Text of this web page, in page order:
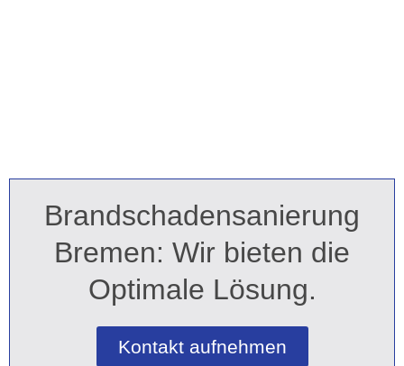
Brandschadensanierung
Bremen: Wir bieten die
Optimale Lösung.
Kontakt aufnehmen